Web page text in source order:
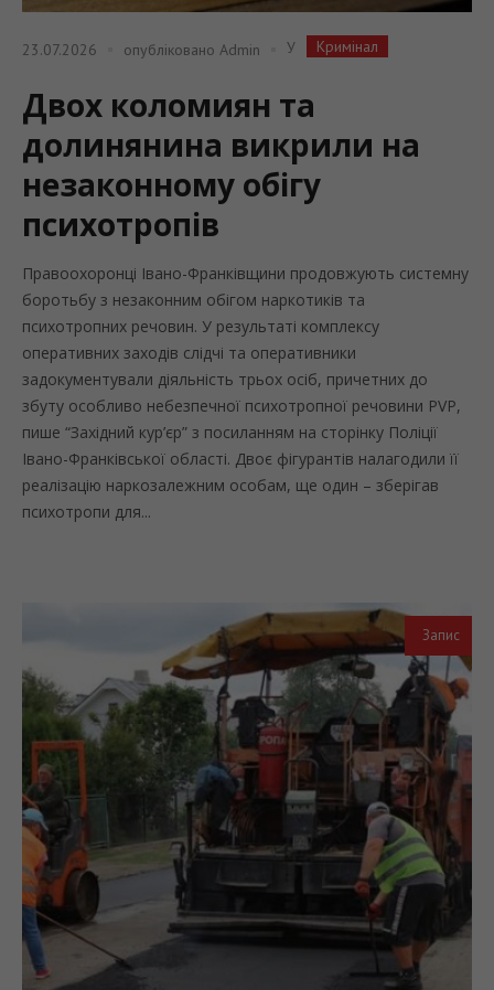
23.07.2026 опубліковано Admin У Кримінал
Двох коломиян та
долинянина викрили на
незаконному обігу
психотропів
Правоохоронці Івано-Франківщини продовжують системну
боротьбу з незаконним обігом наркотиків та
психотропних речовин. У результаті комплексу
оперативних заходів слідчі та оперативники
задокументували діяльність трьох осіб, причетних до
збуту особливо небезпечної психотропної речовини PVP,
пише “Західний кур’єр” з посиланням на сторінку Поліції
Івано-Франківської області. Двоє фігурантів налагодили її
реалізацію наркозалежним особам, ще один – зберігав
психотропи для...
Запис